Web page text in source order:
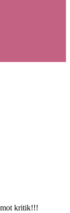
kritik!!!